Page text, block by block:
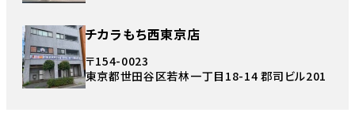
チカラもち西東京店
〒154-0023
東京都世田谷区若林一丁目18-14 郡司ビル201